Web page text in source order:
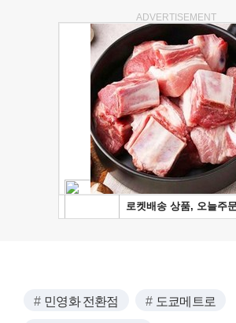
ADVERTISEMENT
민영화 전환점 도쿄메트로